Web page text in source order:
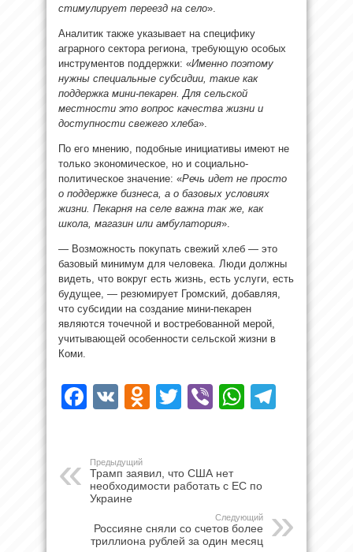
стимулирует переезд на село».
Аналитик также указывает на специфику
аграрного сектора региона, требующую особых
инструментов поддержки: «Именно поэтому
нужны специальные субсидии, такие как
поддержка мини-пекарен. Для сельской
местности это вопрос качества жизни и
доступности свежего хлеба».
По его мнению, подобные инициативы имеют не
только экономическое, но и социально-
политическое значение: «Речь идет не просто
о поддержке бизнеса, а о базовых условиях
жизни. Пекарня на селе важна так же, как
школа, магазин или амбулатория».
— Возможность покупать свежий хлеб — это
базовый минимум для человека. Люди должны
видеть, что вокруг есть жизнь, есть услуги, есть
будущее, — резюмирует Громский, добавляя,
что субсидии на создание мини-пекарен
являются точечной и востребованной мерой,
учитывающей особенности сельской жизни в
Коми.
Facebook
VK Odnoklassniki
Twitter
Viber
Предыдущий
Трамп заявил, что США нет
необходимости работать с ЕС по
Украине
Следующий
Россияне сняли со счетов более
триллиона рублей за один месяц